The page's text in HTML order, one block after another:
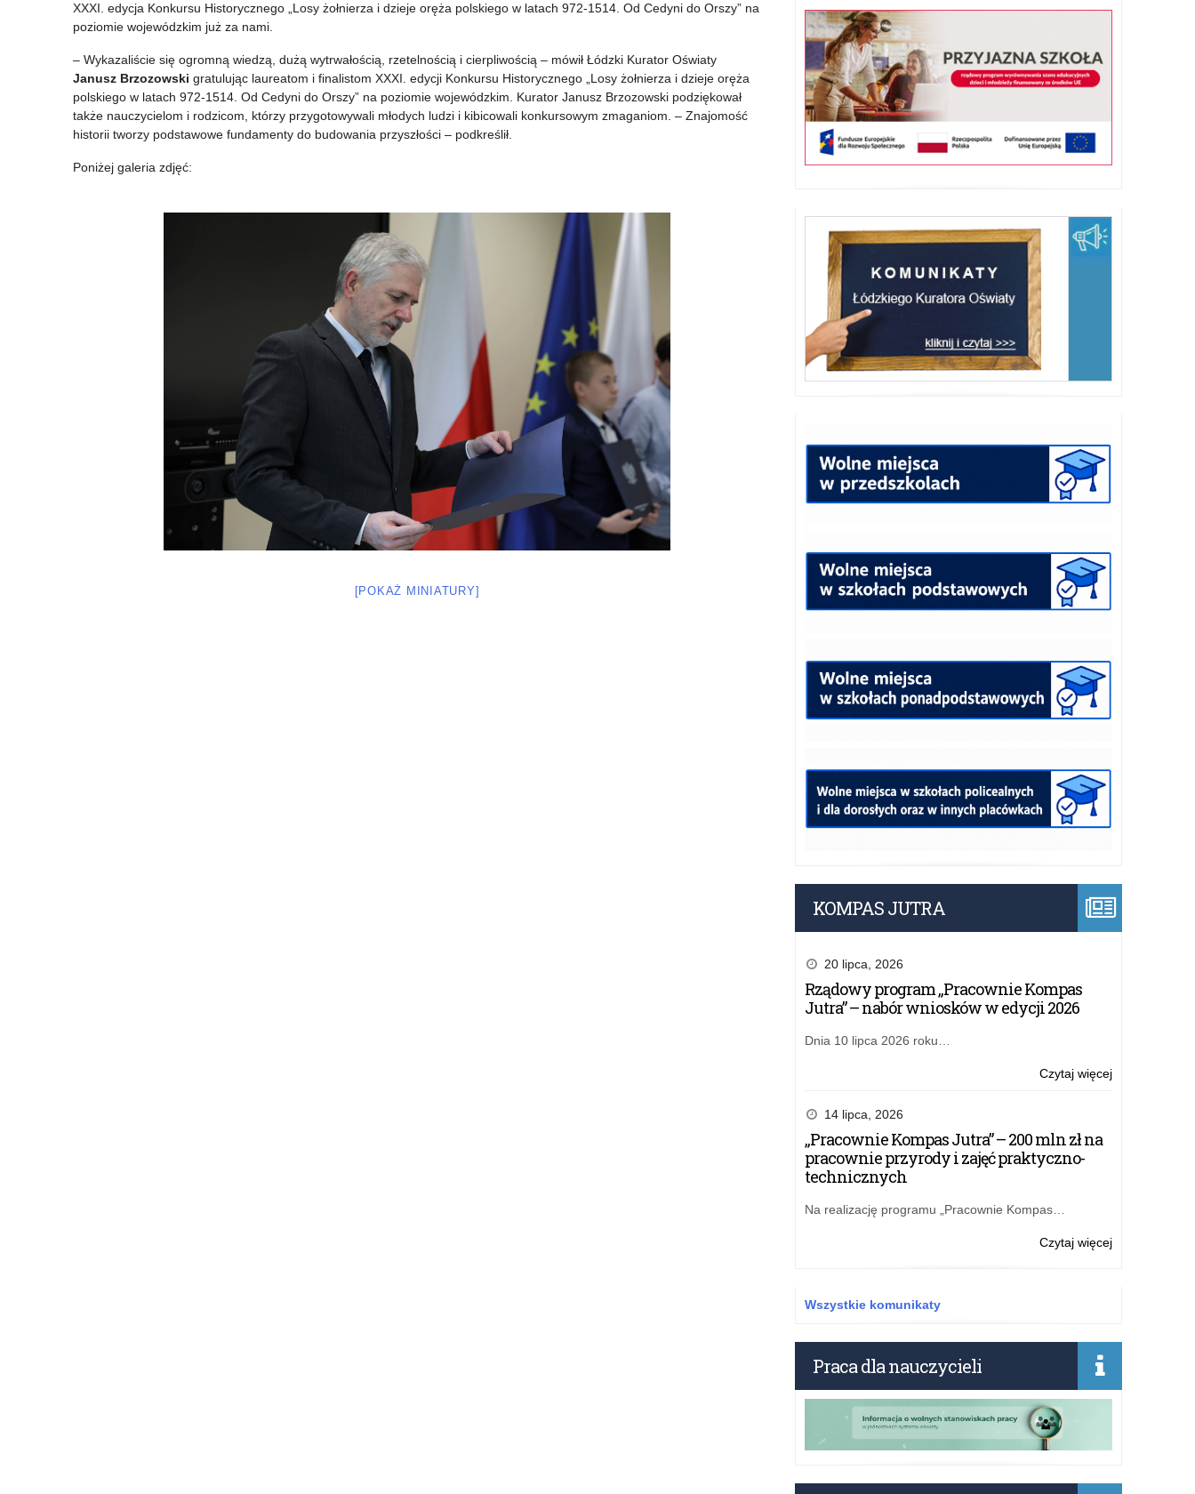
XXXI. edycja Konkursu Historycznego „Losy żołnierza i dzieje oręża polskiego w latach 972-1514. Od Cedyni do Orszy” na
poziomie wojewódzkim już za nami.
– Wykazaliście się ogromną wiedzą, dużą wytrwałością, rzetelnością i cierpliwością – mówił Łódzki Kurator Oświaty
Janusz Brzozowski gratulując laureatom i finalistom XXXI. edycji Konkursu Historycznego „Losy żołnierza i dzieje oręża
polskiego w latach 972-1514. Od Cedyni do Orszy” na poziomie wojewódzkim. Kurator Janusz Brzozowski podziękował
także nauczycielom i rodzicom, którzy przygotowywali młodych ludzi i kibicowali konkursowym zmaganiom. – Znajomość
historii tworzy podstawowe fundamenty do budowania przyszłości – podkreślił.
Poniżej galeria zdjęć:
[POKAŻ MINIATURY]
na
Wielkiego
Szlema
korzeni
zakwitniesz
–
konkurs
rozstrzygnięty
KOMPAS JUTRA
20 lipca, 2026
Rządowy program „Pracownie Kompas
Jutra” – nabór wniosków w edycji 2026
Dnia 10 lipca 2026 roku…
Czytaj więcejo:
14 lipca, 2026
„Pracownie Kompas Jutra” – 200 mln zł na
pracownie przyrody i zajęć praktyczno-
technicznych
Na realizację programu „Pracownie Kompas…
Czytaj więcejo:
Wszystkie komunikaty
Praca dla nauczycieli